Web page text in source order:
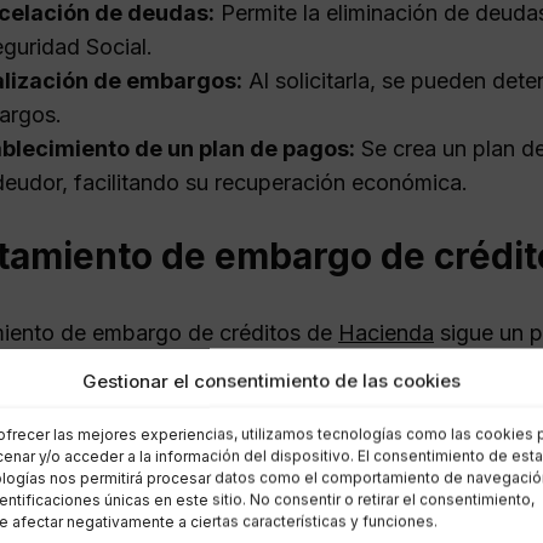
Gestionar el consentimiento de las cookies
las mejores experiencias, utilizamos tecnologías como las cookies
y/o acceder a la información del dispositivo. El consentimiento de
nos permitirá procesar datos como el comportamiento de
únicas en este sitio. No consentir o retirar el consentimiento,
afectar negativamente a ciertas características y funciones.
de deudas: Permite la eliminación de
Social.
de embargos: Al solicitarla, se pueden
de un plan de pagos: Se crea un plan
facilitando su recuperación económica.
de embargo de
de embargo de créditos de Hacienda sigue un
se realiza cuando la deuda ha sido saldada. Los
total de la deuda:El deudor debe abonar el monto
de levantamiento:Se debe presentar la
de respaldo:Es necesario adjuntar